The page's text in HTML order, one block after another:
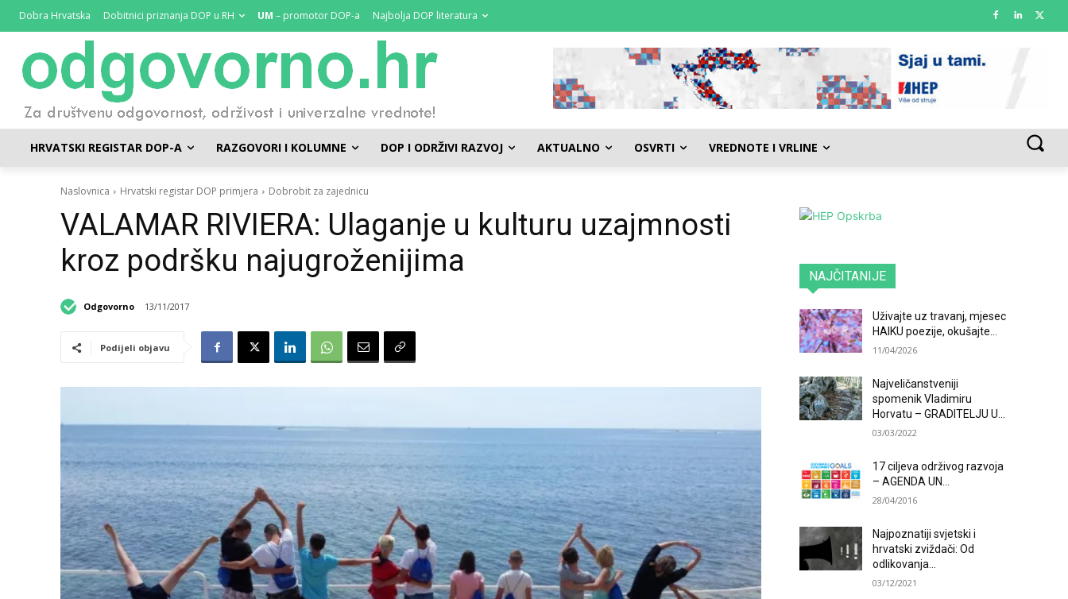
Dobra Hrvatska Dobitnici priznanja DOP u RH UM – promotor DOP-a Najbolja DOP literatura
HRVATSKI REGISTAR DOP-A RAZGOVORI I KOLUMNE DOP I ODRŽIVI RAZVOJ AKTUALNO OSVRTI VREDNOTE I VRLINE
Naslovnica Hrvatski registar DOP primjera Dobrobit za zajednicu
VALAMAR RIVIERA: Ulaganje u kulturu uzajmnosti
kroz podršku najugroženijima
Odgovorno 13/11/2017
Podijeli objavu
NAJČITANIJE
Uživajte uz travanj, mjesec
HAIKU poezije, okušajte...
11/04/2026
Najveličanstveniji
spomenik Vladimiru
Horvatu – GRADITELJU U...
03/03/2022
17 ciljeva održivog razvoja
– AGENDA UN...
28/04/2016
Najpoznatiji svjetski i
hrvatski zviždači: Od
odlikovanja...
03/12/2021